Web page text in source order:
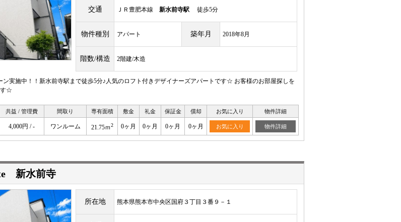
交通 ＪＲ豊肥本線 新水前寺駅 徒歩5分
物件種別 アパート 築年月 2018年8月
階数/構造 2階建/木造
ン実施中！！新水前寺駅まで徒歩5分♪人気のロフト付きデザイナーズアパートです☆ お客様のお部屋探しを
す☆
共益 / 管理費 間取り 専有面積 敷金 礼金 保証金 償却 お気に入り 物件詳細
4,000円 / - ワンルーム 21.75ｍ2 0ヶ月 0ヶ月 0ヶ月 0ヶ月 お気に入り 物件詳細
新水前寺
所在地 熊本県熊本市中央区国府３丁目３番９－１